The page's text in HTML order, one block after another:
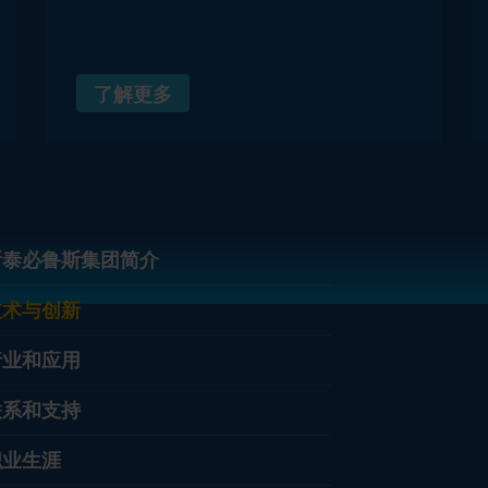
了解更多
必鲁斯集团简介
与创新
和应用
和支持
生涯